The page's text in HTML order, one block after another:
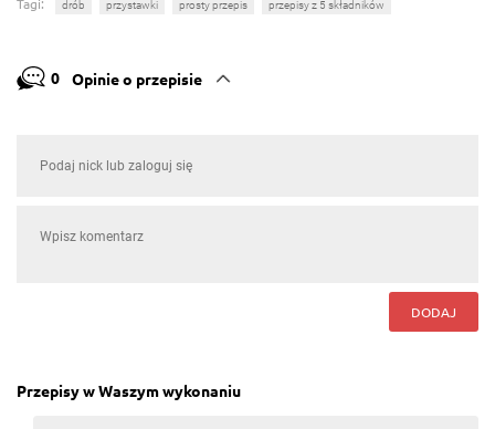
Tagi: drób przystawki prosty przepis przepisy z 5 składników
0 Opinie o przepisie
DODAJ
Przepisy w Waszym wykonaniu